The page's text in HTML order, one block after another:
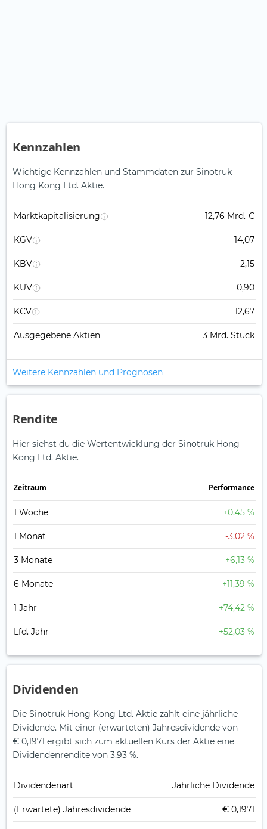
Kennzahlen
Wichtige Kennzahlen und Stammdaten zur Sinotruk
Hong Kong Ltd. Aktie.
Marktkapitalisierung 12,76 Mrd. €
KGV 14,07
KBV 2,15
KUV 0,90
KCV 12,67
Ausgegebene Aktien 3 Mrd. Stück
Weitere Kennzahlen und Prognosen
Rendite
Hier siehst du die Wertentwicklung der Sinotruk Hong
Kong Ltd. Aktie.
Zeitraum Perfor­mance
1 Woche +0,45 %
1 Monat -3,02 %
3 Monate +6,13 %
6 Monate +11,39 %
1 Jahr +74,42 %
Lfd. Jahr +52,03 %
Dividenden
Die Sinotruk Hong Kong Ltd. Aktie zahlt eine jährliche
Dividende. Mit einer (erwarteten) Jahresdividende von
€ 0,1971 ergibt sich zum aktuellen Kurs der Aktie eine
Dividendenrendite von 3,93 %.
Dividendenart Jährliche Dividende
(Erwartete) Jahresdividende € 0,1971